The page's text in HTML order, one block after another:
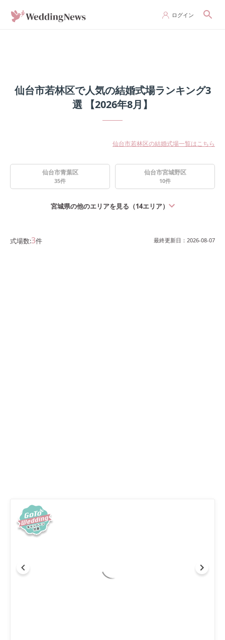
ログイン
仙台市若林区で人気の結婚式場ランキング3
選 【2026年8月】
仙台市若林区の結婚式場一覧はこちら
仙台市青葉区
35件
仙台市宮城野区
10件
宮城県の他のエリアを見る（14エリア）
式場数:3件 最終更新日： 2026-08-07